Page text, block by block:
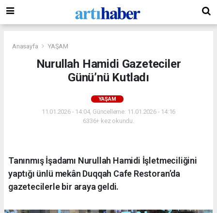
Anasayfa YAŞAM
Nurullah Hamidi Gazeteciler
Günü’nü Kutladı
YAŞAM
11.01.2026 - 14:04, Güncelleme: 11.01.2026 - 14:16
6336+ kez okundu.
Tanınmış İşadamı Nurullah Hamidi İşletmeciliğini
yaptığı ünlü mekân Duqqah Cafe Restoran’da
gazetecilerle bir araya geldi.